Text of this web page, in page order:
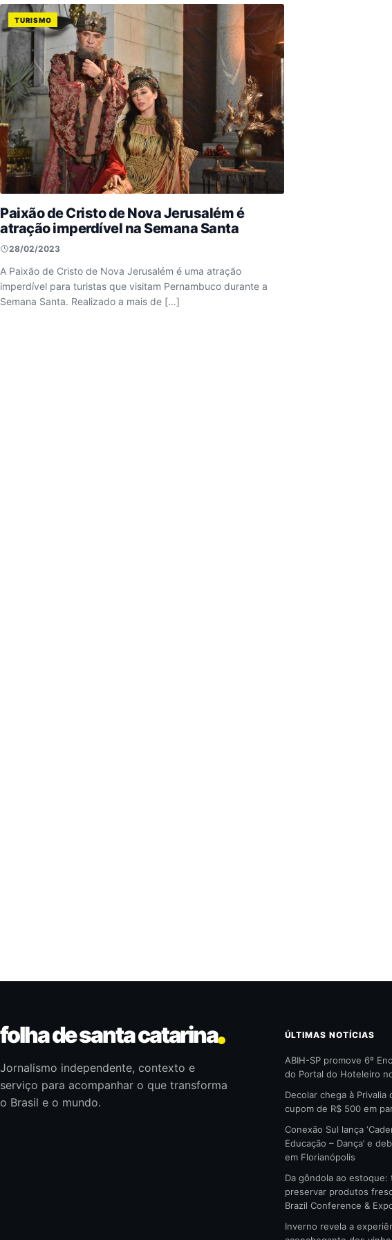
TURISMO
Paixão de Cristo de Nova Jerusalém é
atração imperdível na Semana Santa
28/02/2023
A Paixão de Cristo de Nova Jerusalém é uma atração
imperdível para turistas que visitam Pernambuco durante a
Semana Santa. Realizado a mais de […]
folha de santa catarina
Jornalismo independente, contexto e
serviço para acompanhar o que transforma
o Brasil e o mundo.
ÚLTIMAS NOTÍCIAS
ABIH-SP promove 6º
do Portal do Hoteleiro
Decolar chega à Privalia
cupom de R$ 500 em
Conexão Sul lança
Educação – Dança’ e
em Florianópolis
Da gôndola ao estoque:
preservar produtos
Brazil Conference &
Inverno revela a